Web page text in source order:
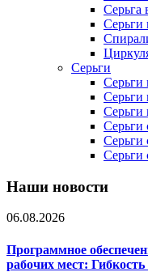
Серьга
Серьги
Серьги
Серьги
Серьги
Серьги
Серьги
Серьги
Серьги
Наши новости
06.08.2026
Программное
рабочих мест: